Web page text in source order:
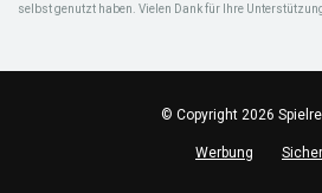
selbst genutzt haben. Vielen Dank für Ihre
© Copyright 2026
Werbung